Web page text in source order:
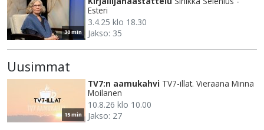
30 min
Esteri
3.4.25 klo 18.30
Jakso: 35
Uusimmat
15 min
TV7:n aamukahvi TV7-illat. Vieraana Minna
Moilanen
10.8.26 klo 10.00
Jakso: 27